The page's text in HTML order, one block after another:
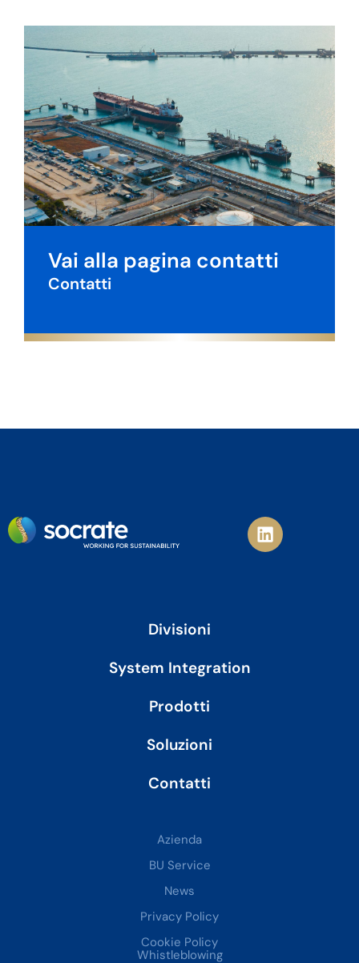
Vai alla pagina contatti
Contatti
L
i
n
Divisioni
System Integration
Prodotti
Soluzioni
Contatti
Azienda
BU Service
News
Privacy Policy
Cookie Policy
Whistleblowing